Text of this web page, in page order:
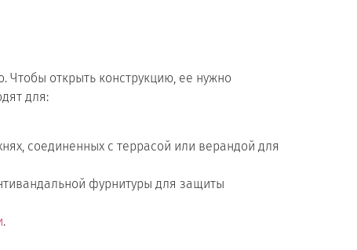
Чтобы открыть конструкцию, ее нужно
для:
соединенных с террасой или верандой для
фурнитуры для защиты
.